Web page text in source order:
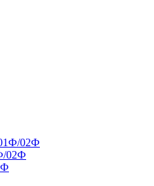
02Ф
02Ф